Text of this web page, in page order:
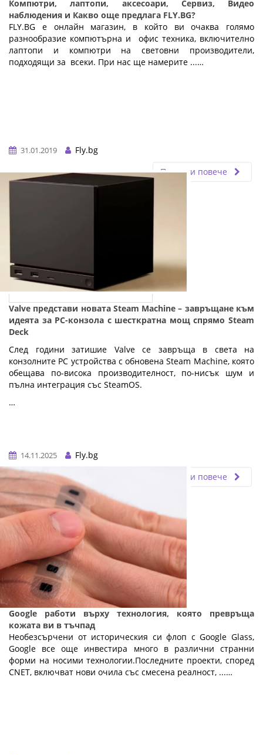
Компютри, лаптопи, аксесоари, Сервиз, Видео
наблюдения и Какво още предлага FLY.BG?
FLY.BG е онлайн магазин, в който ви очаква голямо
разнообразие компютърна и офис техника, включително
лаптопи и компютри на световни производители,
подходящи за всеки. При нас ще намерите ...…
31.01.2019
Fly.bg
Прочети повече
Valve представи новата Steam Machine – завръщане към
идеята за PC-конзола с шесткратна мощ спрямо Steam
Deck
След години затишие Valve се завръща в света на
конзолните PC устройства с обновена Steam Machine, която
обещава по-висока производителност, по-нисък шум и
пълна интеграция със SteamOS.
…
14.11.2025
Fly.bg
Прочети повече
Google работи върху технология, която превръща
кожата ви в тъчпад
Необезсърчени от историческия си флоп с Google Glass,
Google все още инвестира много в различни странни
форми на носими технологии.Последните проекти, според
CNET, включват нови очила със смесена реалност, ...…